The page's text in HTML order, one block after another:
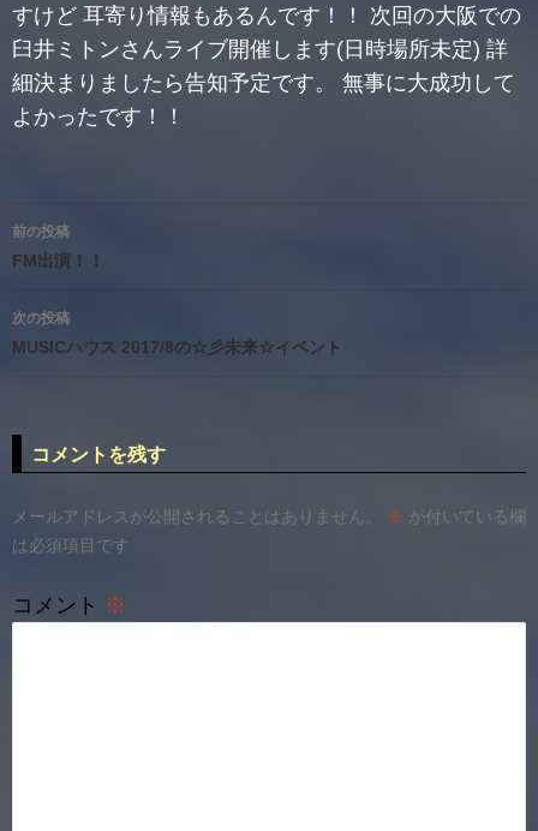
すけど 耳寄り情報もあるんです！！ 次回の大阪での
臼井ミトンさんライブ開催します(日時場所未定) 詳
細決まりましたら告知予定です。 無事に大成功して
よかったです！！
投
稿
ナ
ビ
ー
シ
ョ
ン
前の投稿
FM出演！！
次の投稿
MUSICハウス 2017/8の☆彡未来☆イベント
コメントを残す
メールアドレスが公開されることはありません。 ※ が付いている欄
は必須項目です
コメント ※